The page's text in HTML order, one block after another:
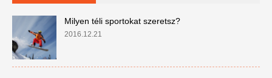
Milyen téli sportokat szeretsz?
2016.12.21